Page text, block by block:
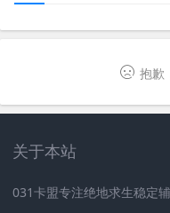
抱歉
关于本站
031卡盟专注绝地求生稳定